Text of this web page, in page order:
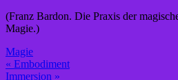
(Franz Bardon. Die Praxis der
Magie.)
Magie
Beitragsnavigation
« Embodiment
Immersion »